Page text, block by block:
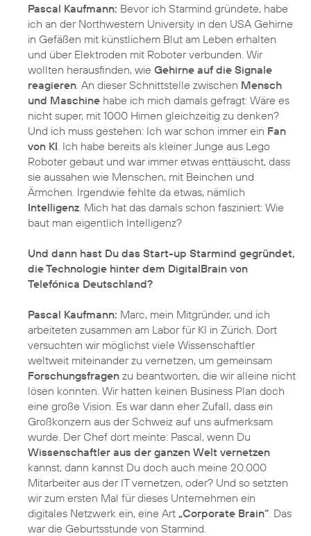
Pascal Kaufmann: Bevor ich Starmind gründete, habe
ich an der Northwestern University in den USA Gehirne
in Gefäßen mit künstlichem Blut am Leben erhalten
und über Elektroden mit Roboter verbunden. Wir
wollten herausfinden, wie Gehirne auf die Signale
reagieren . An dieser Schnittstelle zwischen Mensch
und Maschine habe ich mich damals gefragt: Wäre es
nicht super, mit 1000 Hirnen gleichzeitig zu denken?
Und ich muss gestehen: Ich war schon immer ein Fan
von KI . Ich habe bereits als kleiner Junge aus Lego
Roboter gebaut und war immer etwas enttäuscht, dass
sie aussahen wie Menschen, mit Beinchen und
Ärmchen. Irgendwie fehlte da etwas, nämlich
Intelligenz . Mich hat das damals schon fasziniert: Wie
baut man eigentlich Intelligenz?
Und dann hast Du das Start-up Starmind gegründet,
die Technologie hinter dem DigitalBrain von
Telefónica Deutschland?
Pascal Kaufmann: Marc, mein Mitgründer, und ich
arbeiteten zusammen am Labor für KI in Zürich. Dort
versuchten wir möglichst viele Wissenschaftler
weltweit miteinander zu vernetzen, um gemeinsam
Forschungsfragen zu beantworten, die wir alleine nicht
lösen konnten. Wir hatten keinen Business Plan doch
eine große Vision. Es war dann eher Zufall, dass ein
Großkonzern aus der Schweiz auf uns aufmerksam
wurde. Der Chef dort meinte: Pascal, wenn Du
Wissenschaftler aus der ganzen Welt vernetzen
kannst, dann kannst Du doch auch meine 20.000
Mitarbeiter aus der IT vernetzen, oder? Und so setzten
wir zum ersten Mal für dieses Unternehmen ein
digitales Netzwerk ein, eine Art „Corporate Brain“ . Das
war die Geburtsstunde von Starmind.